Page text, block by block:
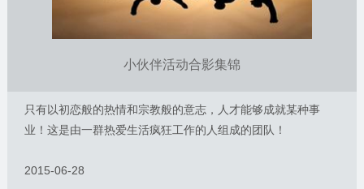
小伙伴活动合影集锦
只有以初恋般的热情和宗教般的意志，人才能够成就某种事
业！这是由一群热爱生活疯狂工作的人组成的团队！
2015-06-28